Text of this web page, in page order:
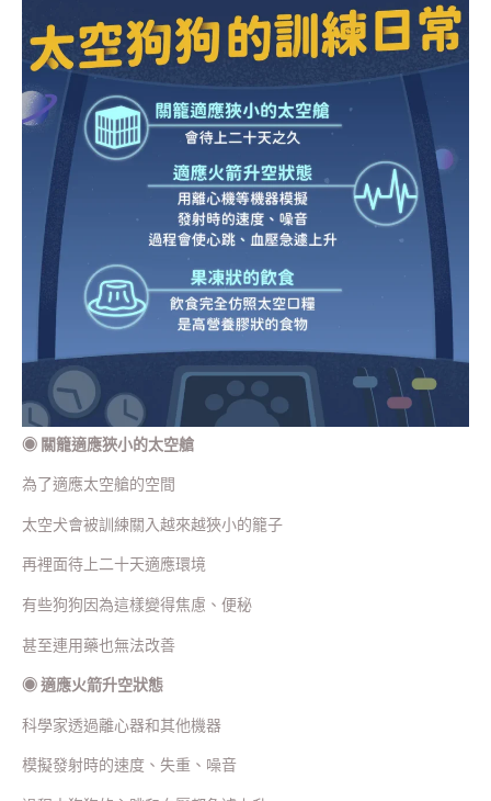
◉ 關籠適應狹小的太空艙
為了適應太空艙的空間
太空犬會被訓練關入越來越狹小的籠子
再裡面待上二十天適應環境
有些狗狗因為這樣變得焦慮、便秘
甚至連用藥也無法改善
◉適應火箭升空狀態
科學家透過離心器和其他機器
模擬發射時的速度、失重、噪音